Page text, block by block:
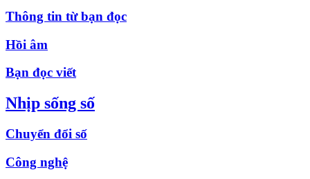
Thông tin từ bạn đọc
Hồi âm
Bạn đọc viết
Nhịp sống số
Chuyển đổi số
Công nghệ